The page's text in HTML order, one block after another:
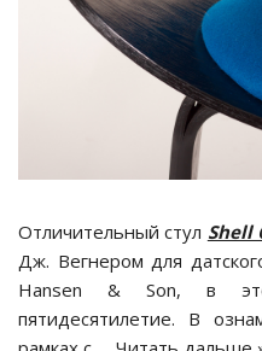
Отличительный стул Shell
Дж. Вегнером для
Hansen & Son, в
пятидесятилетие. В